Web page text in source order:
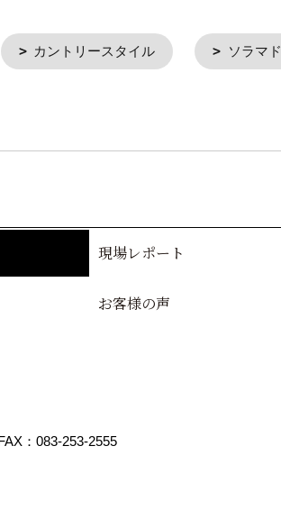
カントリースタイル ソラマド
現場レポート
お客様の声
：083-253-2555